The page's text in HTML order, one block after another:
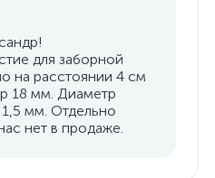
для заборной
на расстоянии 4 см
18 мм. Диаметр
мм. Отдельно
нет в продаже.